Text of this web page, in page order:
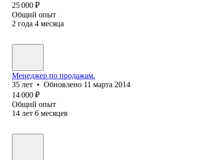
25 000 ₽
Общий опыт
2 года 4 месяца
Менеджер по продажам.
35 лет • Обновлено 11 марта 2014
14 000 ₽
Общий опыт
14 лет 6 месяцев